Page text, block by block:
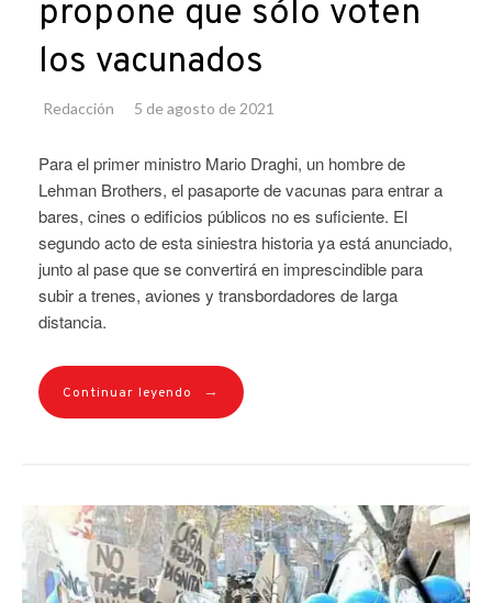
propone que sólo voten
los vacunados
Redacción 5 de agosto de 2021
Para el primer ministro Mario Draghi, un hombre de
Lehman Brothers, el pasaporte de vacunas para entrar a
bares, cines o edificios públicos no es suficiente. El
segundo acto de esta siniestra historia ya está anunciado,
junto al pase que se convertirá en imprescindible para
subir a trenes, aviones y transbordadores de larga
distancia.
Continuar leyendo →